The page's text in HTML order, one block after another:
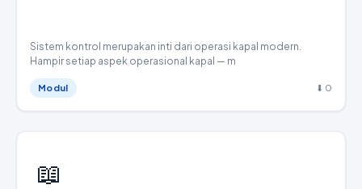
Sistem kontrol merupakan inti dari operasi kapal modern.
Hampir setiap aspek operasional kapal — m
Modul ⬇ 0
📖